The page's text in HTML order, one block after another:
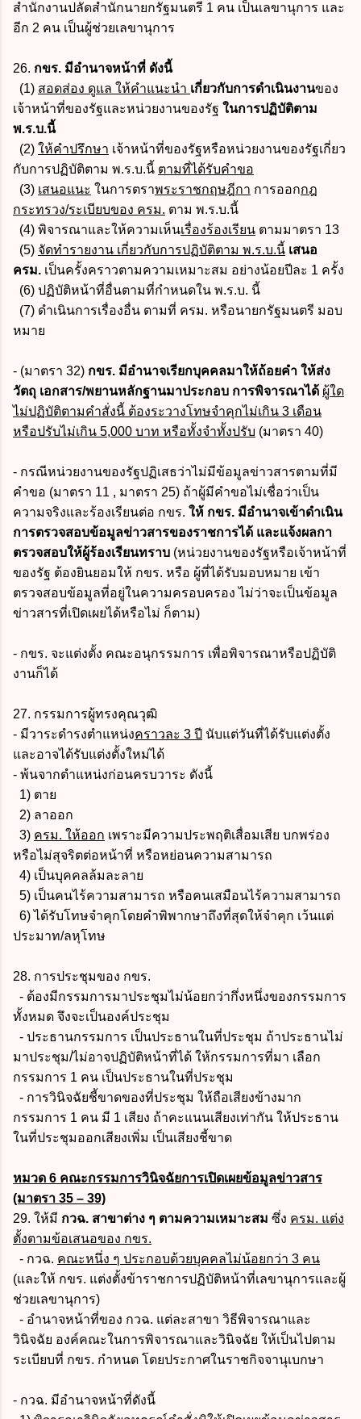
สำนักงานปลัดสำนักนายกรัฐมนตรี 1 คน เป็นเลขานุการ และ
อีก 2 คน เป็นผู้ช่วยเลขานุการ
26. กขร. มีอำนาจหน้าที่ ดังนี้
(1) สอดส่อง ดูแล ให้คำแนะนำ เกี่ยวกับการดำเนินงานของ
เจ้าหน้าที่ของรัฐและหน่วยงานของรัฐ ในการปฏิบัติตาม
พ.ร.บ.นี้
(2) ให้คำปรึกษา เจ้าหน้าที่ของรัฐหรือหน่วยงานของรัฐเกี่ยว
กับการปฏิบัติตาม พ.ร.บ.นี้ ตามที่ได้รับคำขอ
(3) เสนอแนะ ในการตราพระราชกฤษฎีกา การออกกฎ
กระทรวง/ระเบียบของ ครม. ตาม พ.ร.บ.นี้
(4) พิจารณาและให้ความเห็นเรื่องร้องเรียน ตามมาตรา 13
(5) จัดทำรายงาน เกี่ยวกับการปฏิบัติตาม พ.ร.บ.นี้ เสนอ
ครม. เป็นครั้งคราวตามความเหมาะสม อย่างน้อยปีละ 1 ครั้ง
(6) ปฏิบัติหน้าที่อื่นตามที่กำหนดใน พ.ร.บ. นี้
(7) ดำเนินการเรื่องอื่น ตามที่ ครม. หรือนายกรัฐมนตรี มอบ
หมาย
- (มาตรา 32) กขร. มีอำนาจเรียกบุคคลมาให้ถ้อยคำ ให้ส่ง
วัตถุ เอกสาร/พยานหลักฐานมาประกอบ การพิจารณาได้ ผู้ใด
ไม่ปฏิบัติตามคำสั่งนี้ ต้องระวางโทษจำคุกไม่เกิน 3 เดือน
หรือปรับไม่เกิน 5,000 บาท หรือทั้งจำทั้งปรับ (มาตรา 40)
- กรณีหน่วยงานของรัฐปฏิเสธว่าไม่มีข้อมูลข่าวสารตามที่มี
คำขอ (มาตรา 11 , มาตรา 25) ถ้าผู้มีคำขอไม่เชื่อว่าเป็น
ความจริงและร้องเรียนต่อ กขร. ให้ กขร. มีอำนาจเข้าดำเนิน
การตรวจสอบข้อมูลข่าวสารของราชการได้ และแจ้งผลกา
ตรวจสอบให้ผู้ร้องเรียนทราบ (หน่วยงานของรัฐหรือเจ้าหน้าที่
ของรัฐ ต้องยินยอมให้ กขร. หรือ ผู้ที่ได้รับมอบหมาย เข้า
ตรวจสอบข้อมูลที่อยู่ในความครอบครอง ไม่ว่าจะเป็นข้อมูล
ข่าวสารที่เปิดเผยได้หรือไม่ ก็ตาม)
- กขร. จะแต่งตั้ง คณะอนุกรรมการ เพื่อพิจารณาหรือปฏิบัติ
งานก็ได้
27. กรรมการผู้ทรงคุณวุฒิ
- มีวาระดำรงตำแหน่งคราวละ 3 ปี นับแต่วันที่ได้รับแต่งตั้ง
และอาจได้รับแต่งตั้งใหม่ได้
- พ้นจากตำแหน่งก่อนครบวาระ ดังนี้
1) ตาย
2) ลาออก
3) ครม. ให้ออก เพราะมีความประพฤติเสื่อมเสีย บกพร่อง
หรือไม่สุจริตต่อหน้าที่ หรือหย่อนความสามารถ
4) เป็นบุคคลล้มละลาย
5) เป็นคนไร้ความสามารถ หรือคนเสมือนไร้ความสามารถ
6) ได้รับโทษจำคุกโดยคำพิพากษาถึงที่สุดให้จำคุก เว้นแต่
ประมาท/ลหุโทษ
28. การประชุมของ กขร.
- ต้องมีกรรมการมาประชุมไม่น้อยกว่ากึ่งหนึ่งของกรรมการ
ทั้งหมด จึงจะเป็นองค์ประชุม
- ประธานกรรมการ เป็นประธานในที่ประชุม ถ้าประธานไม่
มาประชุม/ไม่อาจปฏิบัติหน้าที่ได้ ให้กรรมการที่มา เลือก
กรรมการ 1 คน เป็นประธานในที่ประชุม
- การวินิจฉัยชี้ขาดของที่ประชุม ให้ถือเสียงข้างมาก
กรรมการ 1 คน มี 1 เสียง ถ้าคะแนนเสียงเท่ากัน ให้ประธาน
ในที่ประชุมออกเสียงเพิ่ม เป็นเสียงชี้ขาด
หมวด 6 คณะกรรมการวินิจฉัยการเปิดเผยข้อมูลข่าวสาร
(มาตรา 35 – 39)
29. ให้มี กวฉ. สาขาต่าง ๆ ตามความเหมาะสม ซึ่ง ครม. แต่ง
ตั้งตามข้อเสนอของ กขร.
- กวฉ. คณะหนึ่ง ๆ ประกอบด้วยบุคคลไม่น้อยกว่า 3 คน
(และให้ กขร. แต่งตั้งข้าราชการปฏิบัติหน้าที่เลขานุการและผู้
ช่วยเลขานุการ)
- อำนาจหน้าที่ของ กวฉ. แต่ละสาขา วิธีพิจารณาและ
วินิจฉัย องค์คณะในการพิจารณาและวินิจฉัย ให้เป็นไปตาม
ระเบียบที่ กขร. กำหนด โดยประกาศในราชกิจจานุเบกษา
- กวฉ. มีอำนาจหน้าที่ดังนี้